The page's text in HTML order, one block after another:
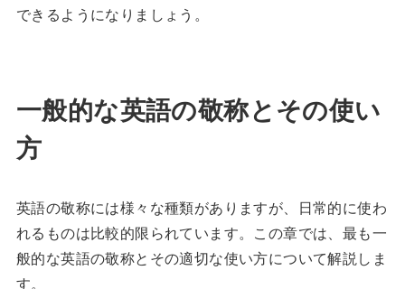
できるようになりましょう。
一般的な英語の敬称とその使い
方
英語の敬称には様々な種類がありますが、日常的に使わ
れるものは比較的限られています。この章では、最も一
般的な英語の敬称とその適切な使い方について解説しま
す。